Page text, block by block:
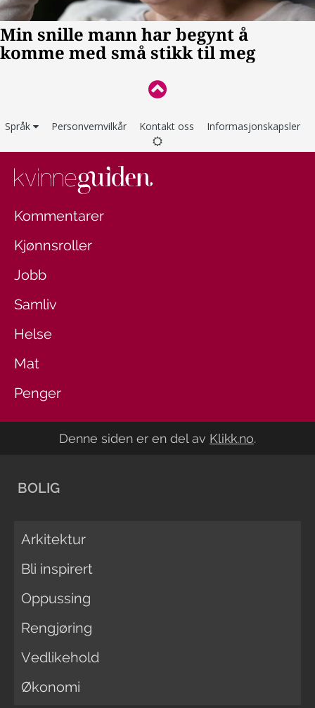
Språk Personvernvilkår Kontakt oss Informasjonskapsler
Kommentarer
Kjønnsroller
Jobb
Samliv
Helse
Mat
Penger
Denne siden er en del av Klikk.no.
BOLIG
Arkitektur
Bli inspirert
Oppussing
Rengjøring
Vedlikehold
Økonomi